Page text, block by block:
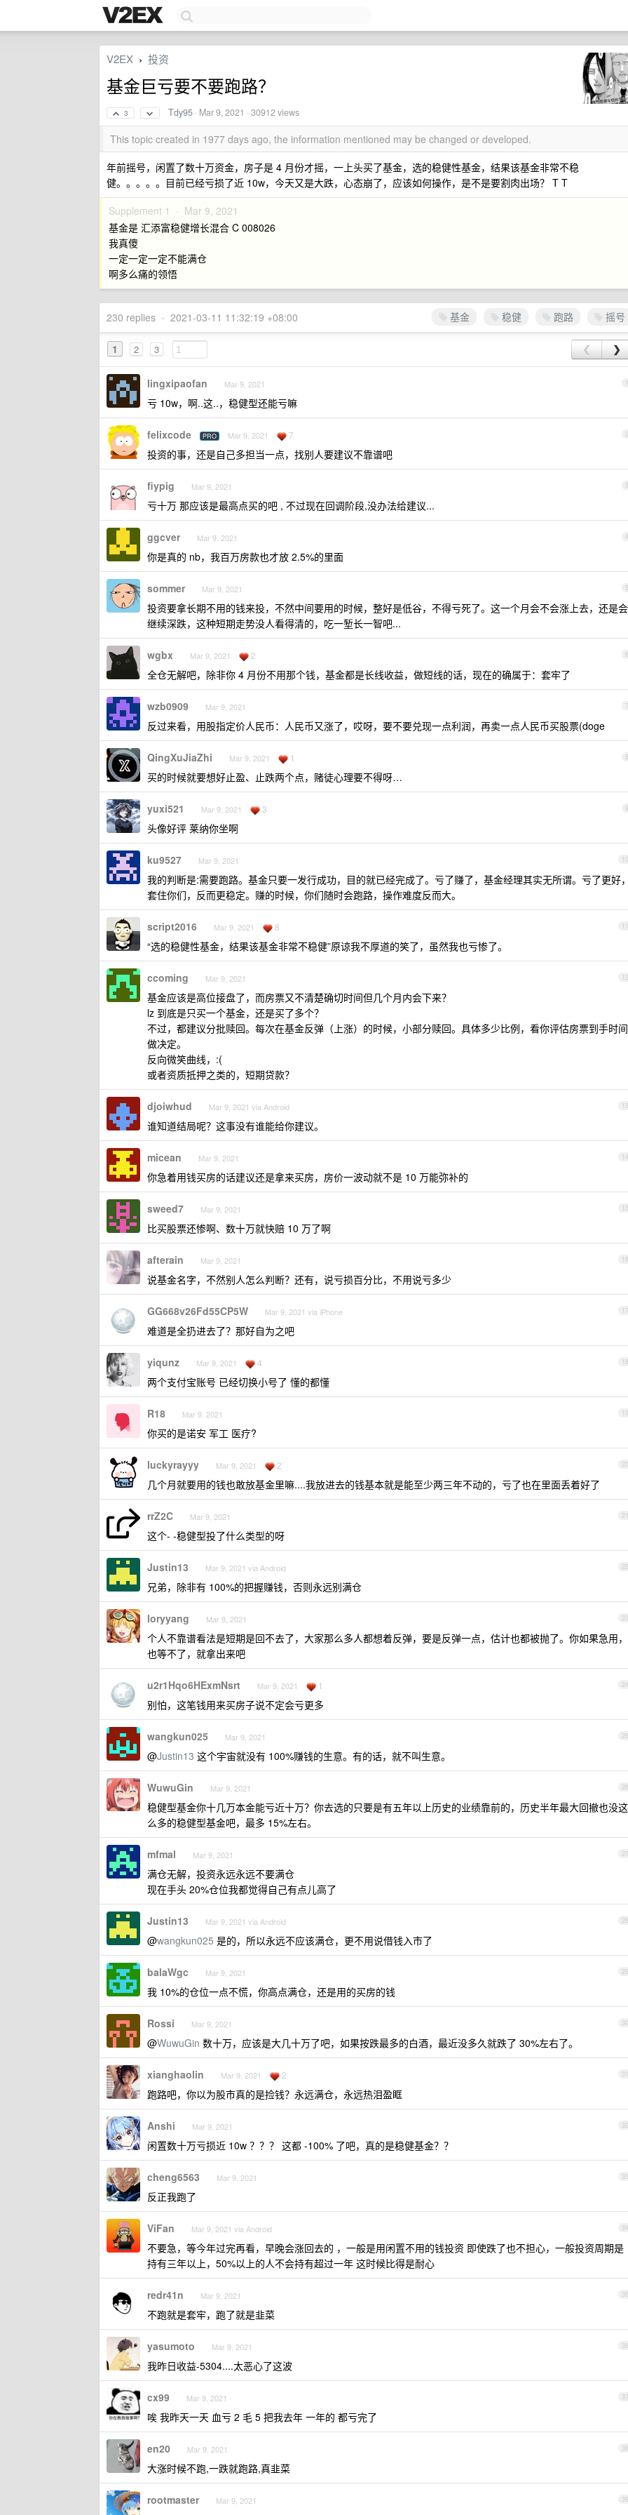
V2EX › 投资
基金巨亏要不要跑路？
3 Tdy95 · Mar 9, 2021 · 30912 views
This topic created in 1977 days ago, the information mentioned may be changed or developed.
年前摇号，闲置了数十万资金，房子是 4 月份才摇，一上头买了基金，选的稳健性基金，结果该基金非常不稳
健。。。。。目前已经亏损了近 10w，今天又是大跌，心态崩了，应该如何操作，是不是要割肉出场？ T T
Supplement 1 · Mar 9, 2021
基金是 汇添富稳健增长混合 C 008026
我真傻
一定一定一定不能满仓
啊多么痛的领悟
基金 稳健 跑路 摇号
230 replies • 2021-03-11 11:32:19 +08:00
1 2 3 ❮ ❯
1
lingxipaofan Mar 9, 2021
亏 10w，啊..这..，稳健型还能亏嘛
2
felixcode PRO Mar 9, 2021 7
投资的事，还是自己多担当一点，找别人要建议不靠谱吧
3
fiypig Mar 9, 2021
亏十万 那应该是最高点买的吧 , 不过现在回调阶段,没办法给建议...
4
ggcver Mar 9, 2021
你是真的 nb，我百万房款也才放 2.5%的里面
5
sommer Mar 9, 2021
投资要拿长期不用的钱来投，不然中间要用的时候，整好是低谷，不得亏死了。这一个月会不会涨上去，还是会
继续深跌，这种短期走势没人看得清的，吃一堑长一智吧...
6
wgbx Mar 9, 2021 2
全仓无解吧，除非你 4 月份不用那个钱，基金都是长线收益，做短线的话，现在的确属于：套牢了
7
wzb0909 Mar 9, 2021
反过来看，用股指定价人民币：人民币又涨了，哎呀，要不要兑现一点利润，再卖一点人民币买股票(doge
8
QingXuJiaZhi Mar 9, 2021 1
买的时候就要想好止盈、止跌两个点，赌徒心理要不得呀…
9
yuxi521 Mar 9, 2021 3
头像好评 莱纳你坐啊
10
ku9527 Mar 9, 2021
我的判断是:需要跑路。基金只要一发行成功，目的就已经完成了。亏了赚了，基金经理其实无所谓。亏了更好，
套住你们，反而更稳定。赚的时候，你们随时会跑路，操作难度反而大。
11
script2016 Mar 9, 2021 8
“选的稳健性基金，结果该基金非常不稳健”原谅我不厚道的笑了，虽然我也亏惨了。
12
ccoming Mar 9, 2021
基金应该是高位接盘了，而房票又不清楚确切时间但几个月内会下来？
lz 到底是只买一个基金，还是买了多个？
不过，都建议分批赎回。每次在基金反弹（上涨）的时候，小部分赎回。具体多少比例，看你评估房票到手时间
做决定。
反向微笑曲线，:(
或者资质抵押之类的，短期贷款？
13
djoiwhud Mar 9, 2021 via Android
谁知道结局呢？这事没有谁能给你建议。
14
micean Mar 9, 2021
你急着用钱买房的话建议还是拿来买房，房价一波动就不是 10 万能弥补的
15
sweed7 Mar 9, 2021
比买股票还惨啊、数十万就快赔 10 万了啊
16
afterain Mar 9, 2021
说基金名字，不然别人怎么判断？还有，说亏损百分比，不用说亏多少
17
GG668v26Fd55CP5W Mar 9, 2021 via iPhone
难道是全扔进去了？那好自为之吧
18
yiqunz Mar 9, 2021 4
两个支付宝账号 已经切换小号了 懂的都懂
19
R18 Mar 9, 2021
你买的是诺安 军工 医疗?
20
luckyrayyy Mar 9, 2021 2
几个月就要用的钱也敢放基金里嘛....我放进去的钱基本就是能至少两三年不动的，亏了也在里面丢着好了
21
rrZ2C Mar 9, 2021
这个- -稳健型投了什么类型的呀
22
Justin13 Mar 9, 2021 via Android
兄弟，除非有 100%的把握赚钱，否则永远别满仓
23
loryyang Mar 9, 2021
个人不靠谱看法是短期是回不去了，大家那么多人都想着反弹，要是反弹一点，估计也都被抛了。你如果急用，
也等不了，就拿出来吧
24
u2r1Hqo6HExmNsrt Mar 9, 2021 1
别怕，这笔钱用来买房子说不定会亏更多
25
wangkun025 Mar 9, 2021
@Justin13 这个宇宙就没有 100%赚钱的生意。有的话，就不叫生意。
26
WuwuGin Mar 9, 2021
稳健型基金你十几万本金能亏近十万？你去选的只要是有五年以上历史的业绩靠前的，历史半年最大回撤也没这
么多的稳健型基金吧，最多 15%左右。
27
mfmal Mar 9, 2021
满仓无解，投资永远永远不要满仓
现在手头 20%仓位我都觉得自己有点儿高了
28
Justin13 Mar 9, 2021 via Android
@wangkun025 是的，所以永远不应该满仓，更不用说借钱入市了
29
balaWgc Mar 9, 2021
我 10%的仓位一点不慌，你高点满仓，还是用的买房的钱
30
Rossi Mar 9, 2021
@WuwuGin 数十万，应该是大几十万了吧，如果按跌最多的白酒，最近没多久就跌了 30%左右了。
31
xianghaolin Mar 9, 2021 2
跑路吧，你以为股市真的是捡钱？永远满仓，永远热泪盈眶
32
Anshi Mar 9, 2021
闲置数十万亏损近 10w ？？？ 这都 -100% 了吧，真的是稳健基金？？
33
cheng6563 Mar 9, 2021
反正我跑了
34
ViFan Mar 9, 2021 via Android
不要急，等今年过完再看，早晚会涨回去的 ，一般是用闲置不用的钱投资 即使跌了也不担心，一般投资周期是
持有三年以上，50%以上的人不会持有超过一年 这时候比得是耐心
35
redr41n Mar 9, 2021
不跑就是套牢，跑了就是韭菜
36
yasumoto Mar 9, 2021
我昨日收益-5304....太恶心了这波
37
cx99 Mar 9, 2021
唉 我昨天一天 血亏 2 毛 5 把我去年 一年的 都亏完了
38
en20 Mar 9, 2021
大涨时候不跑,一跌就跑路,真韭菜
39
rootmaster Mar 9, 2021